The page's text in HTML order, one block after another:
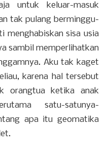
untuk keluar-masuk
tak pulang berminggu-
menghabiskan sisa usia
sambil memperlihatkan
Aku tak kaget
karena hal tersebut
orangtua ketika anak
satu-satunya-
apa itu geomatika